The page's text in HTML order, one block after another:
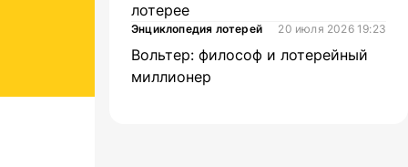
лотерее
Энциклопедия лотерей 20 июля 2026 19:23
Вольтер: философ и лотерейный
миллионер